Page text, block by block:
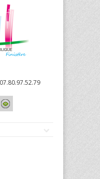
07.80.97.52.79